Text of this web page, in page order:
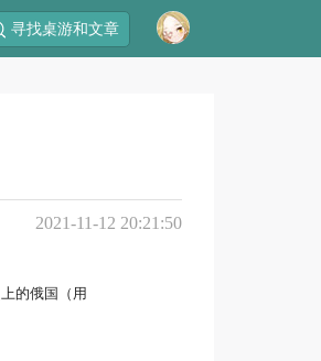
寻找桌游和文章
2021-11-12 20:21:50
的俄国（用